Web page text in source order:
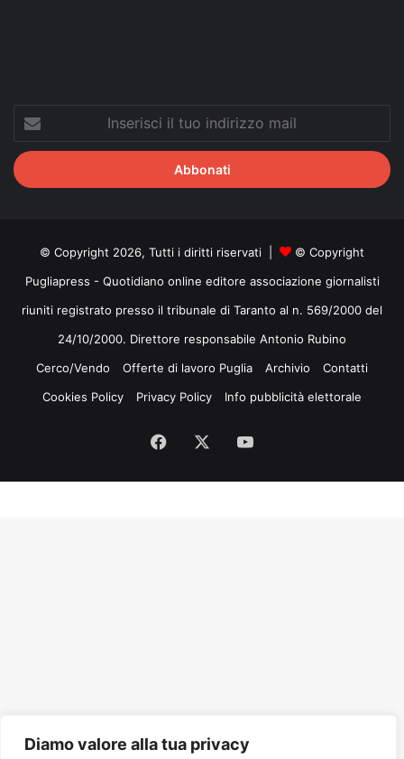
Diamo valore alla tua privacy
tuo
indirizzo
mail
© Copyright 2026, Tutti i diritti riservati |
© Copyright
Pugliapress - Quotidiano online editore associazione giornalisti
riuniti registrato presso il tribunale di Taranto al n. 569/2000 del
24/10/2000. Direttore responsabile Antonio Rubino
Cerco/Vendo
Offerte di lavoro Puglia Archivio
Contatti
Cookies Policy
Privacy Policy Info pubblicità elettorale
Facebook
Tube